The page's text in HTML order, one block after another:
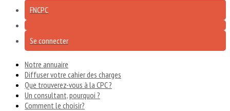
FNCPC
Se connecter
Notre annuaire
Diffuser votre cahier des charges
Que trouverez-vous à la CPC ?
Un consultant, pourquoi ?
Comment le choisir?